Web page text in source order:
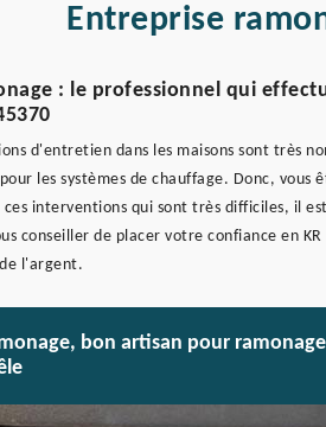
Entreprise
: le professionnel qui
d'entretien dans les maisons sont très
les systèmes de chauffage. Donc, vous
ces interventions qui sont très difficiles, il
conseiller de placer votre confiance en
l'argent.
bon artisan pour ramonage